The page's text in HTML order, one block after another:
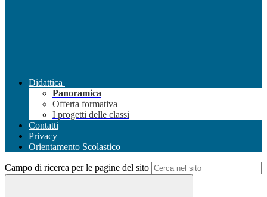
Didattica
Panoramica
Offerta formativa
I progetti delle classi
Contatti
Privacy
Orientamento Scolastico
Campo di ricerca per le pagine del sito